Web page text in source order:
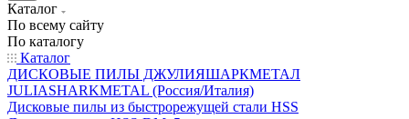
Каталог
По всему сайту
По каталогу
Каталог
ДИСКОВЫЕ ПИЛЫ ДЖУЛИЯШАРКМЕТАЛ
JULIASHARKMETAL (Россия/Италия)
Дисковые пилы из быстрорежущей стали HSS